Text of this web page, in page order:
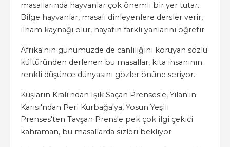
masallarında hayvanlar çok önemli bir yer tutar.
Bilge hayvanlar, masalı dinleyenlere dersler verir,
ilham kaynağı olur, hayatın farklı yanlarını öğretir.
Afrika'nın günümüzde de canlılığını koruyan sözlü
kültüründen derlenen bu masallar, kıta insanının
renkli düşünce dünyasını gözler önüne seriyor.
Kuşların Kralı'ndan Işık Saçan Prenses'e, Yılan'ın
Karısı'ndan Peri Kurbağa'ya, Yosun Yeşili
Prenses'ten Tavşan Prens'e pek çok ilgi çekici
kahraman, bu masallarda sizleri bekliyor.